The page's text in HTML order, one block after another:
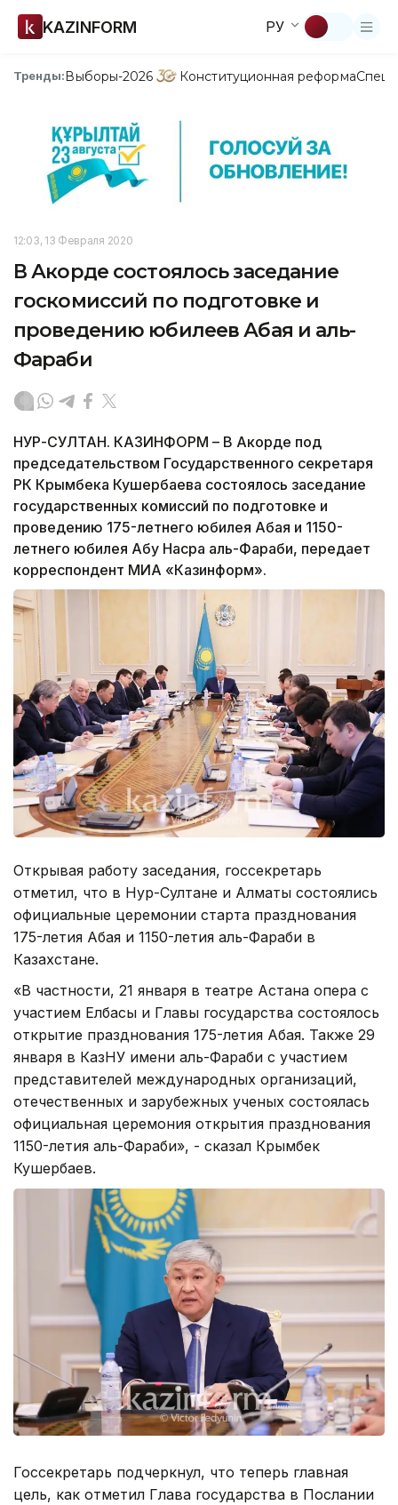
KAZINFORM РУ
Тренды:Выборы-2026 Конституционная реформа
12:03, 13 Февраля 2020
В Акорде состоялось заседание
госкомиссий по подготовке и
проведению юбилеев Абая и аль-
Фараби
НУР-СУЛТАН. КАЗИНФОРМ – В Акорде под
председательством Государственного секретаря
РК Крымбека Кушербаева состоялось заседание
государственных комиссий по подготовке и
проведению 175-летнего юбилея Абая и 1150-
летнего юбилея Абу Насра аль-Фараби, передает
корреспондент МИА «Казинформ».
Открывая работу заседания, госсекретарь
отметил, что в Нур-Султане и Алматы состоялись
официальные церемонии старта празднования
175-летия Абая и 1150-летия аль-Фараби в
Казахстане.
«В частности, 21 января в театре Астана опера с
участием Елбасы и Главы государства состоялось
открытие празднования 175-летия Абая. Также 29
января в КазНУ имени аль-Фараби с участием
представителей международных организаций,
отечественных и зарубежных ученых состоялась
официальная церемония открытия празднования
1150-летия аль-Фараби», - сказал Крымбек
Кушербаев.
Госсекретарь подчеркнул, что теперь главная
цель, как отметил Глава государства в Послании